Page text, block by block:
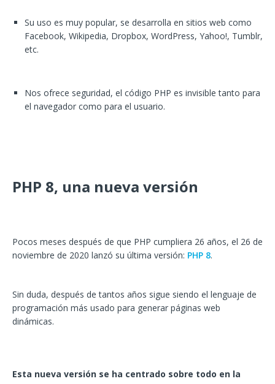
Su uso es muy popular, se desarrolla en sitios web como
Facebook, Wikipedia, Dropbox, WordPress, Yahoo!, Tumblr,
etc.
Nos ofrece seguridad, el código PHP es invisible tanto para
el navegador como para el usuario.
PHP 8, una nueva versión
Pocos meses después de que PHP cumpliera 26 años, el 26 de
noviembre de 2020 lanzó su última versión: PHP 8.
Sin duda, después de tantos años sigue siendo el lenguaje de
programación más usado para generar páginas web
dinámicas.
Esta nueva versión se ha centrado sobre todo en la